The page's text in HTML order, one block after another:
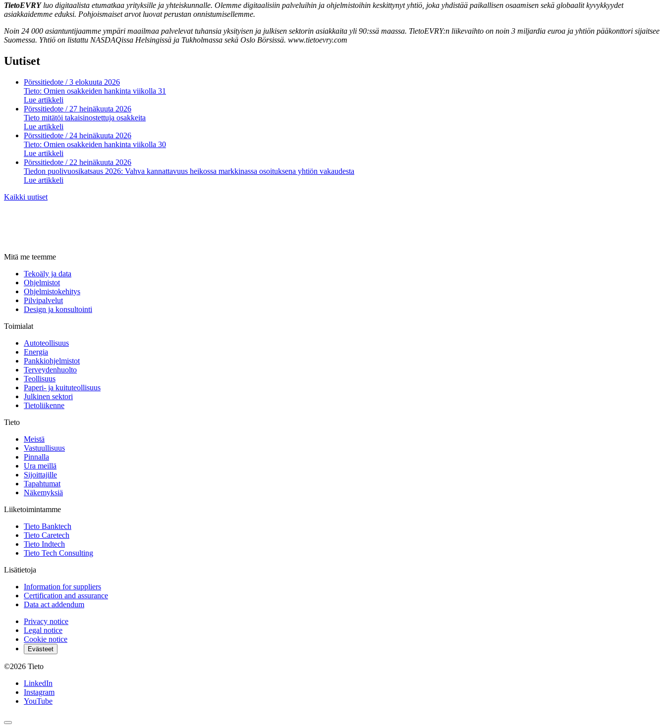
TietoEVRY luo digitaalista etumatkaa yrityksille ja yhteiskunnalle. Olemme digitaalisiin palveluihin ja ohjelmistoihin keskittynyt yhtiö, joka yhdistää paikallisen osaamisen sekä globaalit kyvykkyydet
asiakkaidemme eduksi. Pohjoismaiset arvot luovat perustan onnistumisellemme.
Noin 24 000 asiantuntijaamme ympäri maailmaa palvelevat tuhansia yksityisen ja julkisen sektorin asiakkaita yli 90:ssä maassa. TietoEVRY:n liikevaihto on noin 3 miljardia euroa ja yhtiön pääkonttori sijaitsee
Suomessa. Yhtiö on listattu NASDAQissa Helsingissä ja Tukholmassa sekä Oslo Börsissä. www.tietoevry.com
Uutiset
Pörssitiedote / 3 elokuuta 2026
Tieto: Omien osakkeiden hankinta viikolla 31
Lue artikkeli
Pörssitiedote / 27 heinäkuuta 2026
Tieto mitätöi takaisinostettuja osakkeita
Lue artikkeli
Pörssitiedote / 24 heinäkuuta 2026
Tieto: Omien osakkeiden hankinta viikolla 30
Lue artikkeli
Pörssitiedote / 22 heinäkuuta 2026
Tiedon puolivuosikatsaus 2026: Vahva kannattavuus heikossa markkinassa osoituksena yhtiön vakaudesta
Lue artikkeli
Kaikki uutiset
Mitä me teemme
Tekoäly ja data
Ohjelmistot
Ohjelmistokehitys
Pilvipalvelut
Design ja konsultointi
Toimialat
Autoteollisuus
Energia
Pankkiohjelmistot
Terveydenhuolto
Teollisuus
Paperi- ja kuituteollisuus
Julkinen sektori
Tietoliikenne
Tieto
Meistä
Vastuullisuus
Pinnalla
Ura meillä
Sijoittajille
Tapahtumat
Näkemyksiä
Liiketoimintamme
Tieto Banktech
Tieto Caretech
Tieto Indtech
Tieto Tech Consulting
Lisätietoja
Information for suppliers
Certification and assurance
Data act addendum
Privacy notice
Legal notice
Cookie notice
Evästeet
©2026 Tieto
LinkedIn
Instagram
YouTube